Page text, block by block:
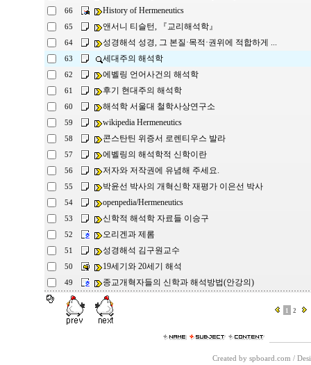
66 History of Hermeneutics
65 앤서니 티슬턴, 『교리해석학』
64 성경해석 성경, 그 본질·목적·권위에 적합하게 ...
63 세대주의 해석학
62 에벨링 언어사건의 해석학
61 후기 현대주의 해석학
60 해석학 서울대 철학사상연구소
59 wikipedia Hermeneutics
58 콘스탄틴 위증서 로렌티우스 발라
57 에벨링의 해석학적 신학이란
56 저자와 저작권에 유념해 주세요.
55 박윤선 박사의 개혁신학 재평가 이은선 박사
54 openpedia/Hermeneutics
53 신학적 해석학 자료들 이승구
52 오리겐과 제롬
51 성경해석 김구원교수
50 19세기와 20세기 해석
49 종교개혁자들의 신학과 해석방법(안강의)
1 2
Created by spboard.com /